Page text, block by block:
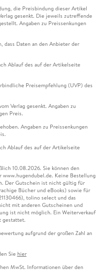
die Preisbindung dieser Artikel
gesenkt. Die jeweils zutreffende
Angaben zu Preissenkungen
dass Daten an den Anbieter der
Ablauf des auf der Artikelseite
Preisempfehlung (UVP) des
Verlag gesenkt. Angaben zu
Preis.
Angaben zu Preissenkungen
Ablauf des auf der Artikelseite
10.08.2026. Sie können den
Keine Bestellung
Der Gutschein ist nicht gültig für
Bücher und eBooks) sowie für
tolino select und das
mit anderen Gutscheinen und
ist nicht möglich. Ein Weiterverkauf
gestattet.
aufgrund der großen Zahl an
Sie hier
MwSt. Informationen über den